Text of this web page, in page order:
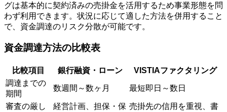
グは基本的に契約済みの売掛金を活用するため事業形態を問
わず利用できます。状況に応じて適した方法を併用すること
で、資金調達のリスク分散が可能です。
資金調達方法の比較表
比較項目 銀行融資・ローン
VISTIAファクタリング
調達までの
期間
数週間～数ヶ月 最短即日～数日
審査の厳し
経営計画、担保・保 売掛先の信用を重視、書